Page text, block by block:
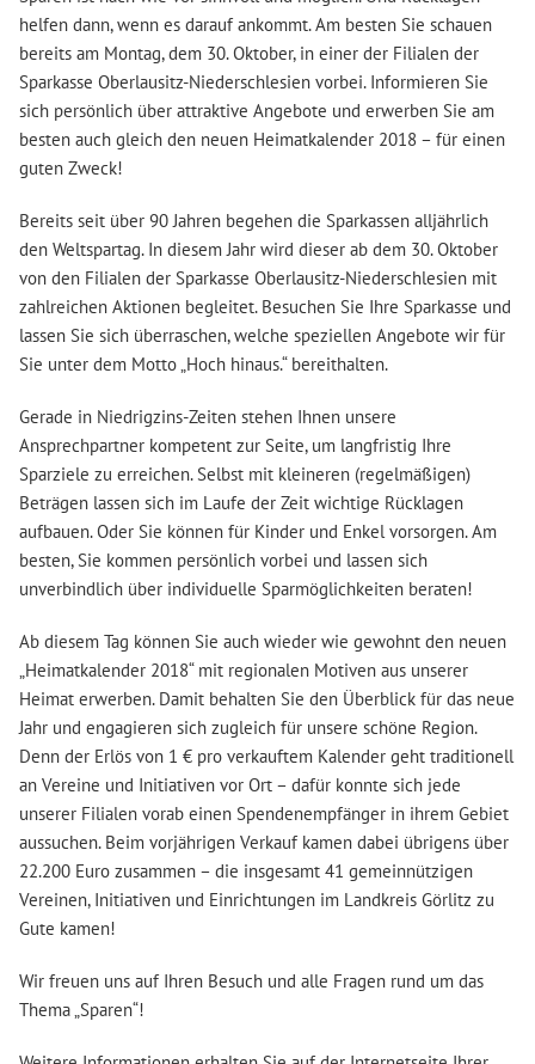
helfen dann, wenn es darauf ankommt. Am besten Sie schauen
bereits am Montag, dem 30. Oktober, in einer der Filialen der
Sparkasse Oberlausitz-Niederschlesien vorbei. Informieren Sie
sich persönlich über attraktive Angebote und erwerben Sie am
besten auch gleich den neuen Heimatkalender 2018 – für einen
guten Zweck!
Bereits seit über 90 Jahren begehen die Sparkassen alljährlich
den Weltspartag. In diesem Jahr wird dieser ab dem 30. Oktober
von den Filialen der Sparkasse Oberlausitz-Niederschlesien mit
zahlreichen Aktionen begleitet. Besuchen Sie Ihre Sparkasse und
lassen Sie sich überraschen, welche speziellen Angebote wir für
Sie unter dem Motto „Hoch hinaus.“ bereithalten.
Gerade in Niedrigzins-Zeiten stehen Ihnen unsere
Ansprechpartner kompetent zur Seite, um langfristig Ihre
Sparziele zu erreichen. Selbst mit kleineren (regelmäßigen)
Beträgen lassen sich im Laufe der Zeit wichtige Rücklagen
aufbauen. Oder Sie können für Kinder und Enkel vorsorgen. Am
besten, Sie kommen persönlich vorbei und lassen sich
unverbindlich über individuelle Sparmöglichkeiten beraten!
Ab diesem Tag können Sie auch wieder wie gewohnt den neuen
„Heimatkalender 2018“ mit regionalen Motiven aus unserer
Heimat erwerben. Damit behalten Sie den Überblick für das neue
Jahr und engagieren sich zugleich für unsere schöne Region.
Denn der Erlös von 1 € pro verkauftem Kalender geht traditionell
an Vereine und Initiativen vor Ort – dafür konnte sich jede
unserer Filialen vorab einen Spendenempfänger in ihrem Gebiet
aussuchen. Beim vorjährigen Verkauf kamen dabei übrigens über
22.200 Euro zusammen – die insgesamt 41 gemeinnützigen
Vereinen, Initiativen und Einrichtungen im Landkreis Görlitz zu
Gute kamen!
Wir freuen uns auf Ihren Besuch und alle Fragen rund um das
Thema „Sparen“!